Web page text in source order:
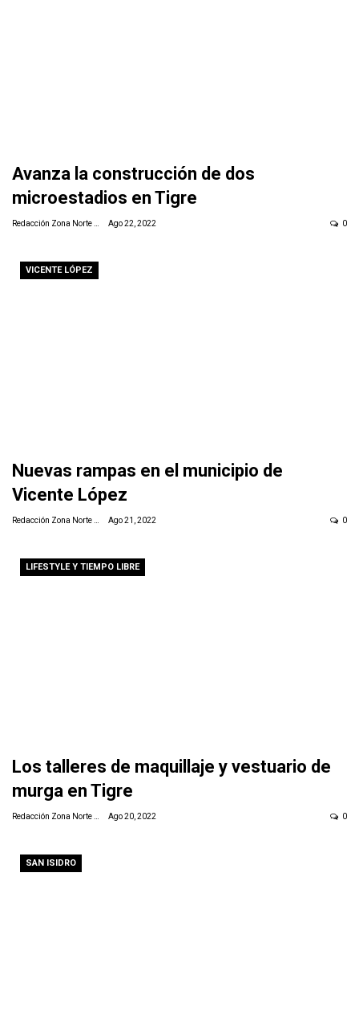
Avanza la construcción de dos
microestadios en Tigre
Redacción Zona Norte Daily Ago 22, 2022 0
VICENTE LÓPEZ
Nuevas rampas en el municipio de
Vicente López
Ago 21, 2022 0
LIFESTYLE Y TIEMPO LIBRE
Los talleres de maquillaje y vestuario de
murga en Tigre
Ago 20, 2022 0
SAN ISIDRO